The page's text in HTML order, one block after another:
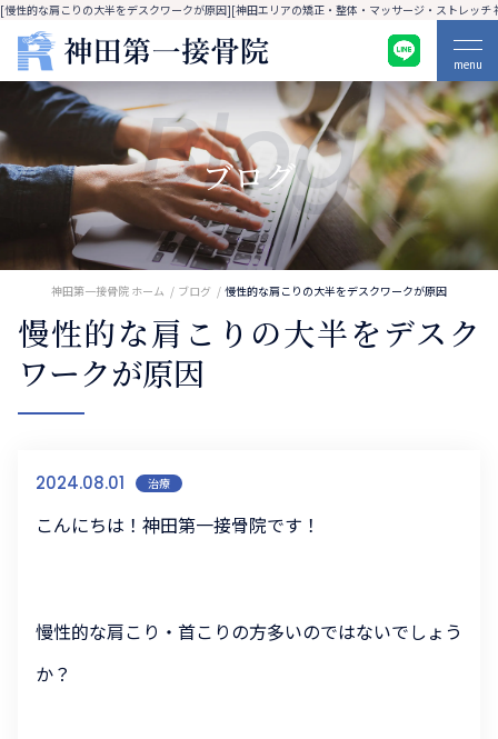
[慢性的な肩こりの大半をデスクワークが原因][神田エリアの矯正・整体・マッサージ・ストレッチ
menu
Blog
ブログ
神田第一接骨院 ホーム ブログ 慢性的な肩こりの大半をデスクワークが原因
慢性的な肩こりの大半をデスク
ワークが原因
2024.08.01 治療
こんにちは！神田第一接骨院です！
慢性的な肩こり・首こりの方多いのではないでしょう
か？